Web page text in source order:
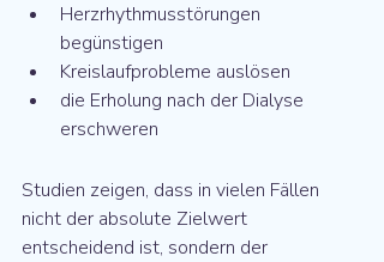
Herzrhythmusstörungen
begünstigen
Kreislaufprobleme auslösen
die Erholung nach der Dialyse
erschweren
Studien zeigen, dass in vielen Fällen
nicht der absolute Zielwert
entscheidend ist, sondern der